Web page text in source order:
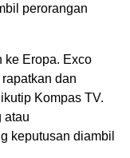
perorangan
ke Eropa. Exco
dan
Kompas TV.
atau
keputusan diambil